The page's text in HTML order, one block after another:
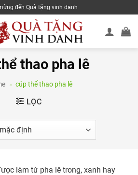
đến Quà tặng vinh danh
thao pha lê
» cúp thể thao pha lê
LỌC
làm từ pha lê trong, xanh hay